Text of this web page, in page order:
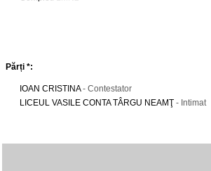
Părți *:
IOAN CRISTINA- Contestator
LICEUL VASILE CONTA TÂRGU NEAMŢ - Intimat